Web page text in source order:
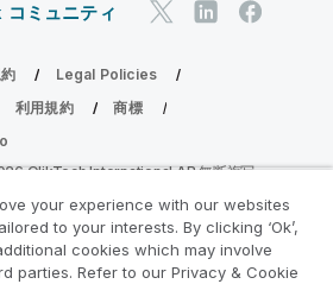
コミュニティ
Legal Policies
利用規約
商標
QlikTech International AB.無断複写・
your experience with our websites
to your interests. By clicking ‘Ok’,
cookies which may involve
parties. Refer to our Privacy & Cookie